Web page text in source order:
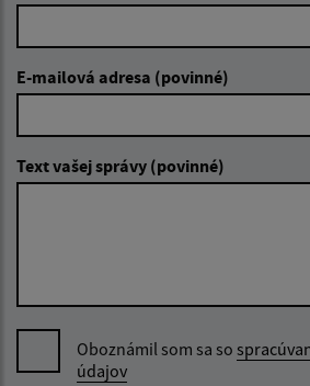
E-mailová adresa (povinné)
Text vašej správy (povinné)
Oboznámil som sa so
údajov